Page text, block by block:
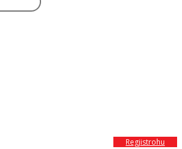
Regjistrohu